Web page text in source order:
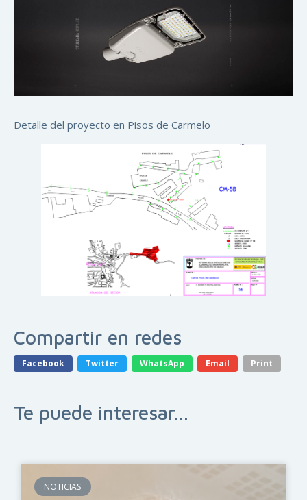
Detalle del proyecto en Pisos de Carmelo
Compartir en redes
Facebook Twitter WhatsApp Email Print
Te puede interesar...
NOTICIAS